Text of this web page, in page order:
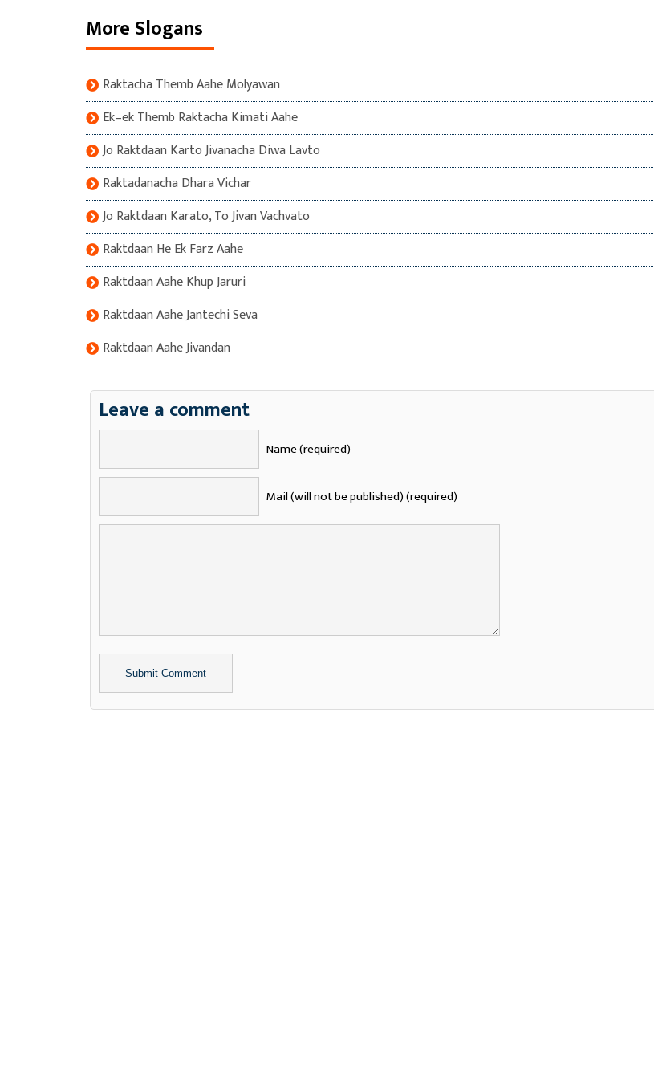
More Slogans
Raktacha Themb Aahe Molyawan
Ek–ek Themb Raktacha Kimati Aahe
Jo Raktdaan Karto Jivanacha Diwa Lavto
Raktadanacha Dhara Vichar
Jo Raktdaan Karato, To Jivan Vachvato
Raktdaan He Ek Farz Aahe
Raktdaan Aahe Khup Jaruri
Raktdaan Aahe Jantechi Seva
Raktdaan Aahe Jivandan
Leave a comment
Name (required)
Mail (will not be published) (required)
Alternative: